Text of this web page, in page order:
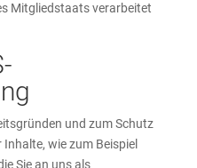
Mitgliedstaats verarbeitet
und zum Schutz
wie zum Beispiel
Sie an uns als